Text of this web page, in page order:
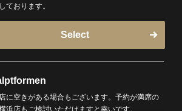
ております。
Select
に空きがある場合もございます。予約が満席の
浜店もご検討いただけますと幸いです。